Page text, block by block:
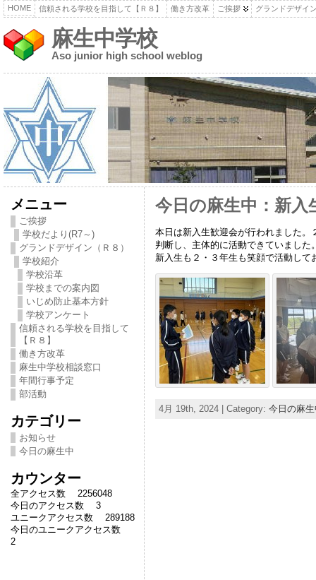
HOME 信頼される学校を目指して【Ｒ８】 働き方改革 ご挨拶 グランドデザイ
麻生中学校
Aso junior high school weblog
メニュー
ご挨拶
学校だより(R7～)
グランドデザイン（Ｒ８）
学校紹介
学校沿革
学校までの案内図
いじめ防止基本方針
学校アンケート
信頼される学校を目指して
【Ｒ８】
働き方改革
麻生中学校相談窓口
年間行事予定
部活動
カテゴリー
お知らせ
今日の麻生中
カウンター
全アクセス数 2256048
今日のアクセス数 3
ユニークアクセス数 289188
今日のユニークアクセス数
2
今日の麻生中：新入
本日は新入生歓迎会が行われました
判断し、主体的に活動できていました
新入生も２・３年生も笑顔で活動し
4月 19th, 2024 | Category: 今日の麻